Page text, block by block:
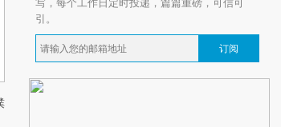
引。
订阅